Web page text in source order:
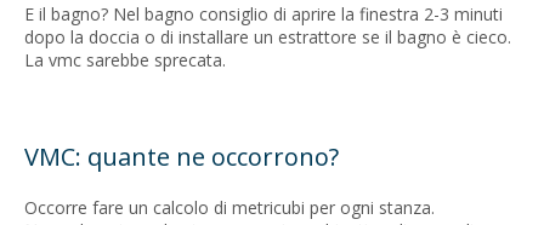
E il bagno? Nel bagno consiglio di aprire la finestra 2-3 minuti
dopo la doccia o di installare un estrattore se il bagno è cieco.
La vmc sarebbe sprecata.
VMC: quante ne occorrono?
Occorre fare un calcolo di metricubi per ogni stanza.